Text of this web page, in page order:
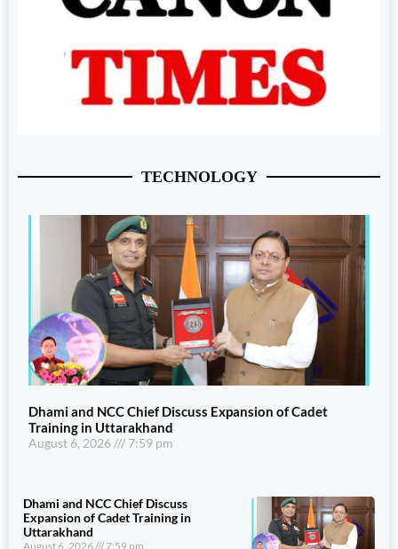
TECHNOLOGY
Dhami and NCC Chief Discuss Expansion of Cadet
Training in Uttarakhand
August 6, 2026 7:59 pm
Dhami and NCC Chief Discuss
Expansion of Cadet Training in
Uttarakhand
August 6, 2026 7:59 pm